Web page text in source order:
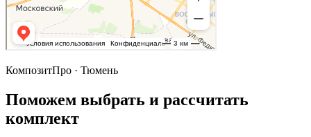
КомпозитПро · Тюмень
Поможем выбрать и рассчитать
комплект